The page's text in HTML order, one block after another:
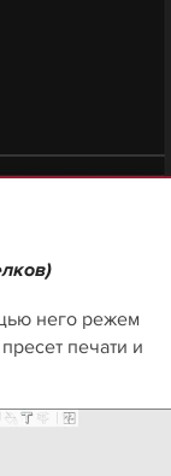
него режем
печати и